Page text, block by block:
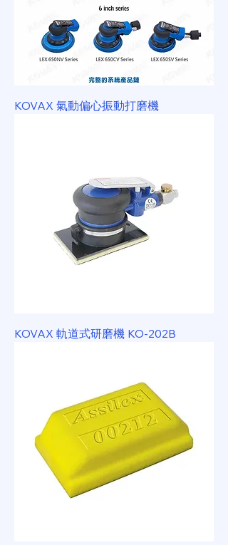
KOVAX 氣動偏心振動打磨機
KOVAX 軌道式研磨機 KO-202B